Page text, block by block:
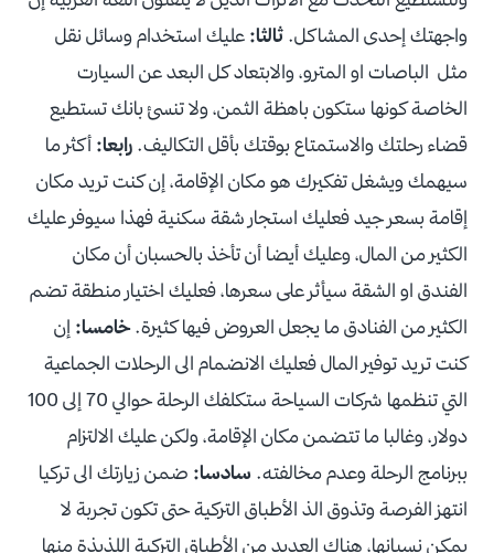
واجهتك إحدى المشاكل. ثالثا: عليك استخدام وسائل نقل
مثل الباصات او المترو، والابتعاد كل البعد عن السيارت
الخاصة كونها ستكون باهظة الثمن، ولا تنسئ بانك تستطيع
قضاء رحلتك والاستمتاع بوقتك بأقل التكاليف. رابعا: أكثر ما
سيهمك ويشغل تفكيرك هو مكان الإقامة، إن كنت تريد مكان
إقامة بسعر جيد فعليك استجار شقة سكنية فهذا سيوفر عليك
الكثير من المال، وعليك أيضا أن تأخذ بالحسبان أن مكان
الفندق او الشقة سيأثر على سعرها، فعليك اختيار منطقة تضم
الكثير من الفنادق ما يجعل العروض فيها كثيرة.خامسا: إن
كنت تريد توفير المال فعليك الانضمام الى الرحلات الجماعية
التي تنظمها شركات السياحة ستكلفك الرحلة حوالي 70 إلى 100
دولار، وغالبا ما تتضمن مكان الإقامة، ولكن عليك الالتزام
ببرنامج الرحلة وعدم مخالفته. سادسا: ضمن زيارتك الى تركيا
انتهز الفرصة وتذوق الذ الأطباق التركية حتى تكون تجربة لا
يمكن نسيانها، هناك العديد من الأطباق التركية اللذيذة منها